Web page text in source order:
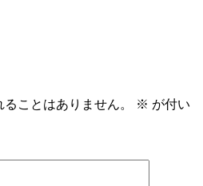
ことはありません。 ※ が付い